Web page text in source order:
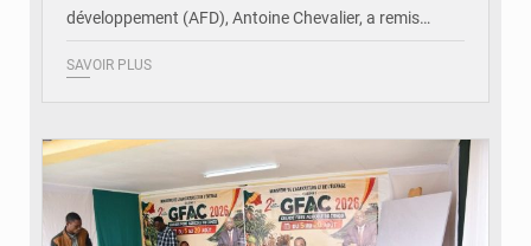
développement (AFD), Antoine Chevalier, a remis…
SAVOIR PLUS